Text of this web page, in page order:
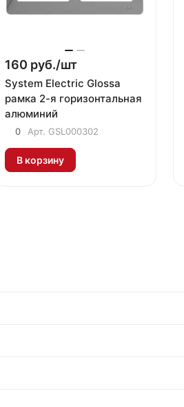
160 руб./шт
System Electric Glossa
рамка 2-я горизонтальная
алюминий
0 Арт. GSL000302
В корзину